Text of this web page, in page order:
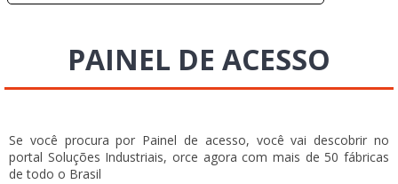
PAINEL DE ACESSO
Se você procura por Painel de acesso, você vai descobrir no
portal Soluções Industriais, orce agora com mais de 50 fábricas
de todo o Brasil